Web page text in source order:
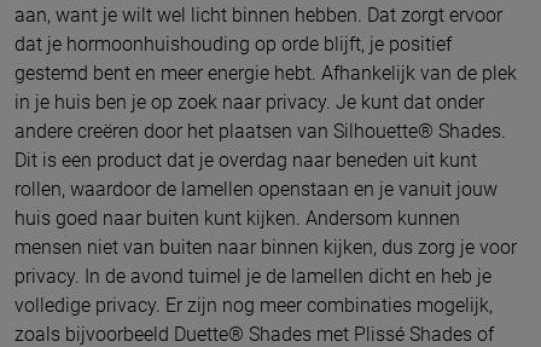
aan, want je wilt wel licht binnen hebben. Dat zorgt ervoor
dat je hormoonhuishouding op orde blijft, je positief
gestemd bent en meer energie hebt. Afhankelijk van de plek
in je huis ben je op zoek naar privacy. Je kunt dat onder
andere creëren door het plaatsen van Silhouette® Shades.
Dit is een product dat je overdag naar beneden uit kunt
rollen, waardoor de lamellen openstaan en je vanuit jouw
huis goed naar buiten kunt kijken. Andersom kunnen
mensen niet van buiten naar binnen kijken, dus zorg je voor
privacy. In de avond tuimel je de lamellen dicht en heb je
volledige privacy. Er zijn nog meer combinaties mogelijk,
zoals bijvoorbeeld Duette® Shades met Plissé Shades of